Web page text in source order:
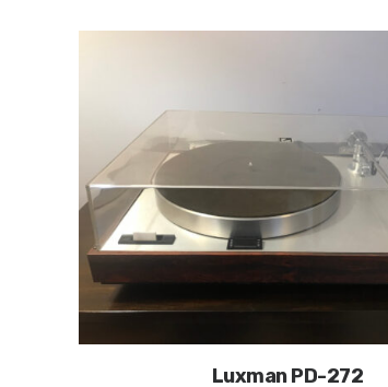
Luxman PD-272